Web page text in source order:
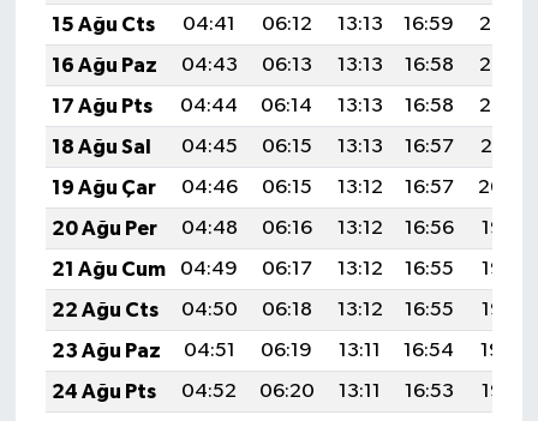
15 Ağu Cts
04:41 06:12 13:13 16:59
20:05
16 Ağu Paz
04:43 06:13 13:13 16:58
20:03
17 Ağu Pts
04:44 06:14 13:13 16:58
20:02
18 Ağu Sal
04:45 06:15 13:13 16:57
20:01
19 Ağu Çar
04:46 06:15 13:12 16:57
20:00
20 Ağu Per
04:48 06:16 13:12 16:56
19:58
21 Ağu Cum
04:49 06:17 13:12 16:55
19:57
22 Ağu Cts
04:50 06:18 13:12 16:55
19:56
23 Ağu Paz
04:51 06:19 13:11 16:54
19:54
24 Ağu Pts
04:52 06:20 13:11 16:53
19:53